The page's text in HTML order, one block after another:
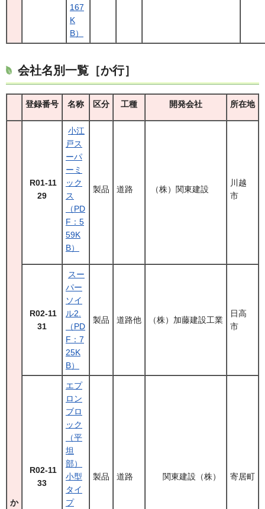
167
K
B）
会社名別一覧［か行］
登録番号 名称 区分 工種 開発会社 所在地
か
R01-11
29
小江
戸ス
ーパ
ーミ
ック
ス
（PD
F：5
59K
B）
製品 道路 （株）関東建設
川越
市
R02-11
31
スー
パー
ソイ
ル2.
（PD
F：7
25K
B）
製品 道路他 （株）加藤建設工業
日高
市
R02-11
33
エプ
ロン
ブロ
ック
（平
坦
部）
小型
タイ
プ
製品 道路 関東建設（株） 寄居町